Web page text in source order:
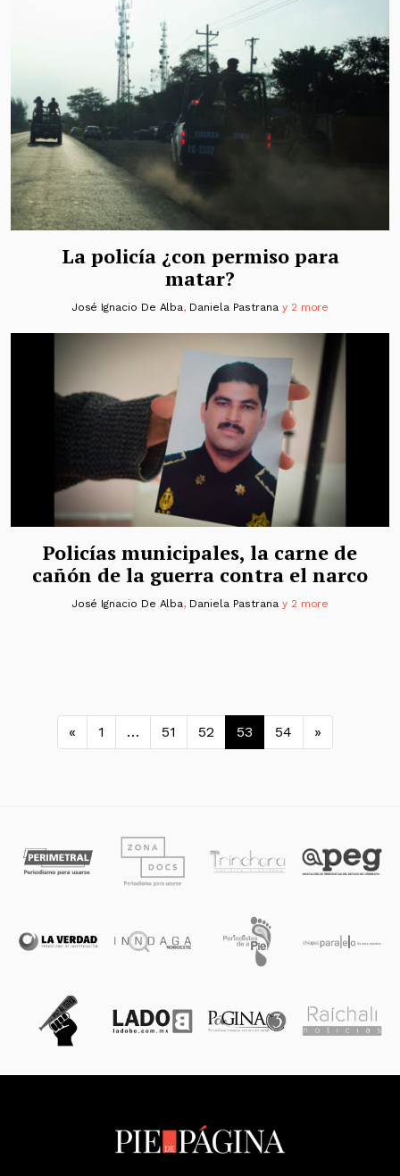
La policía ¿con permiso para
matar?
José Ignacio De Alba, Daniela Pastrana y 2 more
Policías municipales, la carne de
cañón de la guerra contra el narco
José Ignacio De Alba, Daniela Pastranay 2 more
Navegación de entradas
« 1 … 51 52 53 54 »